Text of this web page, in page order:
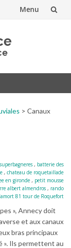
Menu
> Canaux
, batterie des
, chateau de roquetaillade
en gironde , petit mousse
albert almendros , rando
81 tour de Roquefort
», Annecy doit
et aux canaux
bras principaux
». Ils permettent au